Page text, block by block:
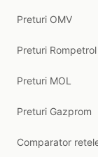
Preturi OMV
Preturi Rompetrol
Preturi MOL
Preturi Gazprom
Comparator